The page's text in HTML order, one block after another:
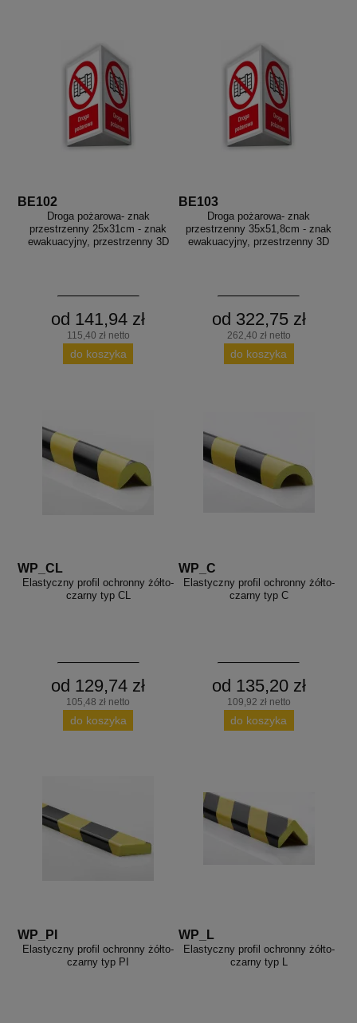
BE102
Droga pożarowa- znak
przestrzenny 25x31cm - znak
ewakuacyjny, przestrzenny 3D
od 141,94 zł
115,40 zł netto
do koszyka
BE103
Droga pożarowa- znak
przestrzenny 35x51,8cm - znak
ewakuacyjny, przestrzenny 3D
od 322,75 zł
262,40 zł netto
do koszyka
WP_CL
Elastyczny profil ochronny żółto-
czarny typ CL
od 129,74 zł
105,48 zł netto
do koszyka
WP_C
Elastyczny profil ochronny żółto-
czarny typ C
od 135,20 zł
109,92 zł netto
do koszyka
WP_PI
Elastyczny profil ochronny żółto-
czarny typ PI
WP_L
Elastyczny profil ochronny żółto-
czarny typ L